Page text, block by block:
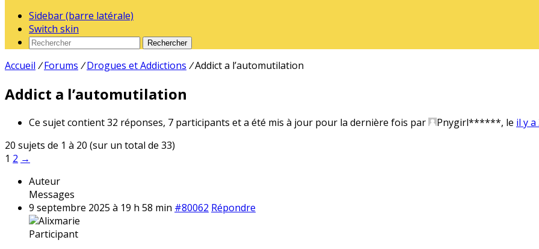
Sidebar (barre latérale)
Switch skin
Rechercher
Accueil / Forums / Drogues et Addictions /Addict a l’automutilation
Addict a l’automutilation
Ce sujet contient 32 réponses, 7 participants et a été mis à jour pour la dernière fois par Pnygirl******, le il y
20 sujets de 1 à 20 (sur un total de 33)
1 2 →
Auteur
Messages
9 septembre 2025 à 19 h 58 min #80062 Répondre
Alixmarie
Participant